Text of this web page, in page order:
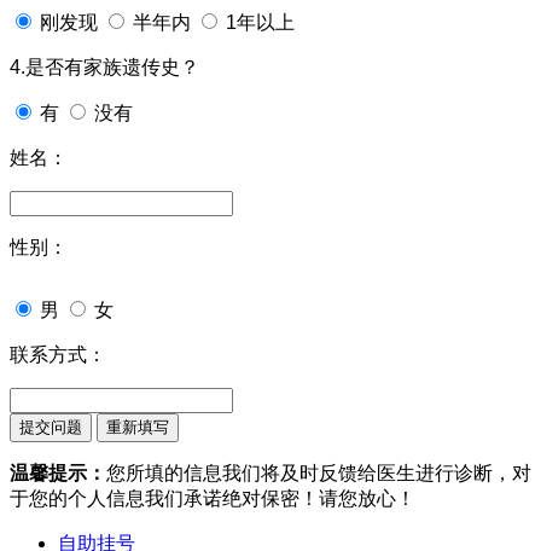
刚发现 半年内 1年以上
4.是否有家族遗传史？
有 没有
姓名：
性别：
男 女
联系方式：
温馨提示： 您所填的信息我们将及时反馈给医生进行诊断，对
于您的个人信息我们承诺绝对保密！请您放心！
自助挂号